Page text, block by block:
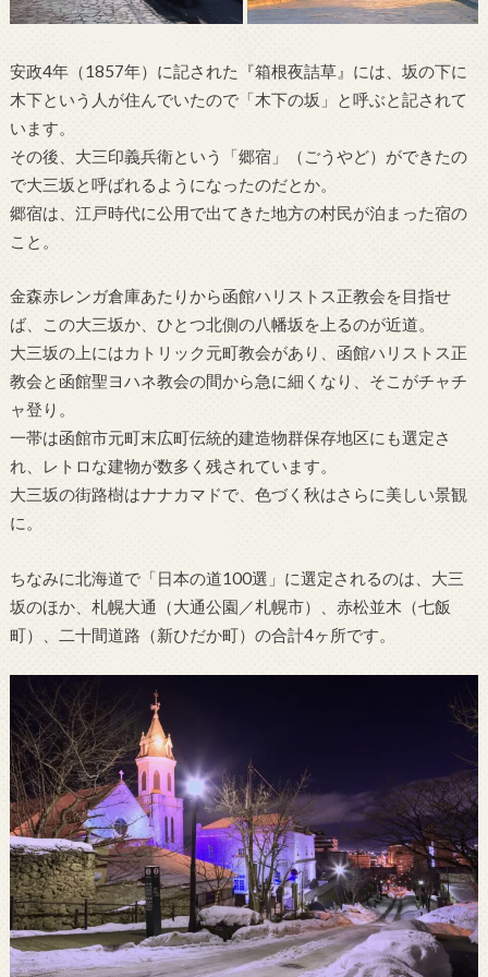
安政4年（1857年）に記された『箱根夜詰草』には、坂の下に
木下という人が住んでいたので「木下の坂」と呼ぶと記されて
います。
その後、大三印義兵衛という「郷宿」（ごうやど）ができたの
で大三坂と呼ばれるようになったのだとか。
郷宿は、江戸時代に公用で出てきた地方の村民が泊まった宿の
こと。
金森赤レンガ倉庫あたりから函館ハリストス正教会を目指せ
ば、この大三坂か、ひとつ北側の八幡坂を上るのが近道。
大三坂の上にはカトリック元町教会があり、函館ハリストス正
教会と函館聖ヨハネ教会の間から急に細くなり、そこがチャチ
ャ登り。
一帯は函館市元町末広町伝統的建造物群保存地区にも選定さ
れ、レトロな建物が数多く残されています。
大三坂の街路樹はナナカマドで、色づく秋はさらに美しい景観
に。
ちなみに北海道で「日本の道100選」に選定されるのは、大三
坂のほか、札幌大通（大通公園／札幌市）、赤松並木（七飯
町）、二十間道路（新ひだか町）の合計4ヶ所です。